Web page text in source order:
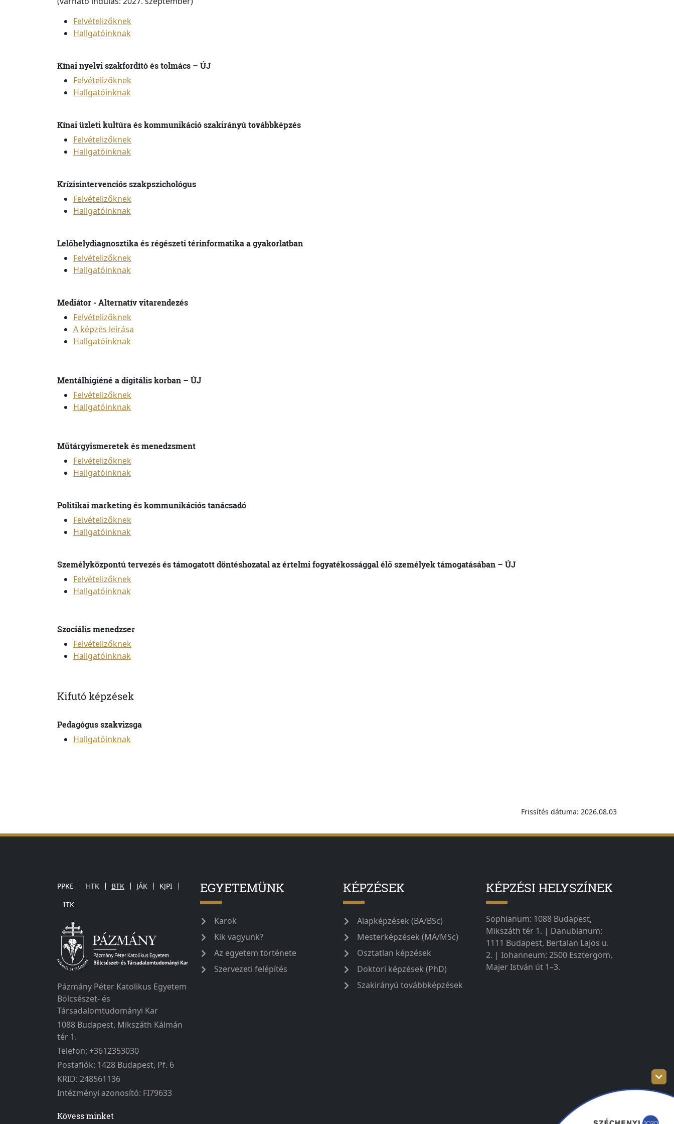
Felvételizőknek
Hallgatóinknak
Kínai nyelvi szakfordító és tolmács – ÚJ
Felvételizőknek
Hallgatóinknak
Kínai üzleti kultúra és kommunikáció szakirányú továbbképzés
Felvételizőknek
Hallgatóinknak
Krízisintervenciós szakpszichológus
Felvételizőknek
Hallgatóinknak
Lelőhelydiagnosztika és régészeti térinformatika a gyakorlatban
Felvételizőknek
Hallgatóinknak
Mediátor - Alternatív vitarendezés
Felvételizőknek
A képzés leírása
Hallgatóinknak
Mentálhigiéné a digitális korban – ÚJ
Felvételizőknek
Hallgatóinknak
Műtárgyismeretek és menedzsment
Felvételizőknek
Hallgatóinknak
Politikai marketing és kommunikációs tanácsadó
Felvételizőknek
Hallgatóinknak
Személyközpontú tervezés és támogatott döntéshozatal az értelmi fogyatékossággal élő személyek támogatásában – ÚJ
Felvételizőknek
Hallgatóinknak
Szociális menedzser
Felvételizőknek
Hallgatóinknak
Kifutó képzések
Pedagógus szakvizsga
Hallgatóinknak
Frissítés dátuma: 2026.08.03
PPKE HTK BTK JÁK
KJPI
ITK
Pázmány Péter Katolikus Egyetem
Bölcsészet- és
Társadalomtudományi Kar
1088 Budapest, Mikszáth Kálmán
tér 1.
Telefon: +3612353030
Postafiók: 1428 Budapest, Pf. 6
KRID: 248561136
Intézményi azonosító: FI79633
Kövess minket
EGYETEMÜNK
Karok
Kik vagyunk?
Az egyetem története
Szervezeti felépítés
KÉPZÉSEK
Alapképzések (BA/BSc)
Mesterképzések (MA/MSc)
Osztatlan képzések
Doktori képzések (PhD)
Szakirányú továbbképzések
KÉPZÉSI HELYSZÍNEK
Sophianum: 1088 Budapest,
Mikszáth tér 1. | Danubianum:
1111 Budapest, Bertalan Lajos u.
2. | Iohanneum: 2500 Esztergom,
Majer István út 1–3.